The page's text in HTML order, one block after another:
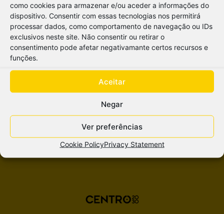
como cookies para armazenar e/ou aceder a informações do
dispositivo. Consentir com essas tecnologias nos permitirá
processar dados, como comportamento de navegação ou IDs
exclusivos neste site. Não consentir ou retirar o
consentimento pode afetar negativamante certos recursos e
funções.
Aceitar
Negar
Ver preferências
Cookie PolicyPrivacy Statement